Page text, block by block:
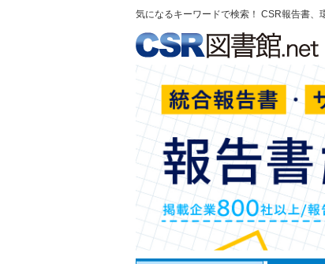
気になるキーワードで検索！ CSR報告書、